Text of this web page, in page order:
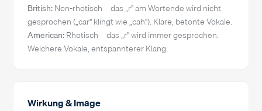
British:Non-rhotisch – das „r" am Wortende wird nicht
gesprochen („car" klingt wie „cah"). Klare, betonte Vokale.
American:Rhotisch – das „r" wird immer gesprochen.
Weichere Vokale, entspannterer Klang.
Wirkung & Image